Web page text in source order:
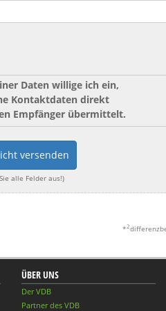
Daten willige ich ein,
Kontaktdaten direkt
Empfänger übermittelt.
versenden
alle Felder aus!)
*2
ÜBER UNS
Der VDB
Partner des VDB